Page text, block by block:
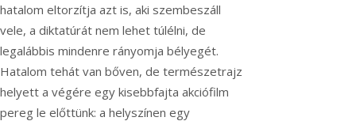
hatalom eltorzítja azt is, aki szembeszáll
vele, a diktatúrát nem lehet túlélni, de
legalábbis mindenre rányomja bélyegét.
Hatalom tehát van bőven, de természetrajz
helyett a végére egy kisebbfajta akciófilm
pereg le előttünk: a helyszínen egy